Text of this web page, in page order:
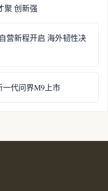
聚 创新强
营新程开启 海外韧性决
一代问界M9上市